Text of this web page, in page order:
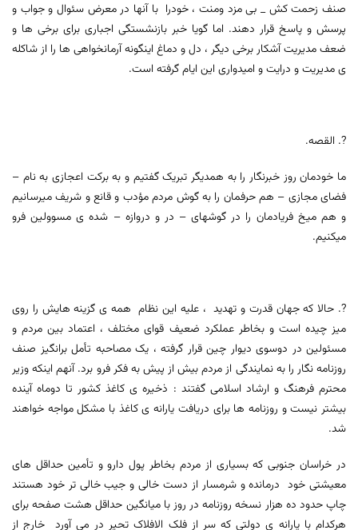
صنف زحمت کش _ بی مزد ومنت ، خودرا با آنها در معرض سئوال و جواب و
پرسش و پاسخ قرار دهند. اما گویا خبر بازنشستگی اجباری برای برخی ها و
ضعف مدیریت آشکار برخی دیگر ، دل و دماغ اینگونه آرمانخواهی ها را از شاکله
ی مدیریت و درایت و امیدواری این ایام گرفته است.
?. القصه.
ما خودمان روز خبرنگار را به همدیگر تبریک گفتیم و به برکت اعجازی به نام –
فضای مجازی – هم حرفمان را به گوش مردم مؤدب و قانع و شریف میرسانیم
و هم میخ فریادمان را در گوشهای – در و دروازه – شده ی مسوولین فرو
میکنیم.
?. حالا که جهان قدرت و تهدید ، علیه این نظام همه ی گزینه هایش را روی
میز چیده است و بخاطر عملکرد ضعیف قوای مختلف ، اعتماد بین مردم و
مسئولین در دوسوی دیوار چین قرار گرفته ، یک مصاحبه تأمل برانگیز صنف
روزنامه نگار را به نمایندگی از مردم بیش از پیش به فکر فرو برد. آنهم اینکه وزیر
محترم فرهنگ و ارشاد اسلامی گفتند : ذخیره ی کاغذ کشور تا دوماه آینده
بیشتر نیست و روزنامه ها برای دریافت یارانه ی کاغذ با مشکل مواجه خواهند
شد.
در خراسان جنوبی که بسیاری از مردم بخاطر پول دارو و تأمین حداقل های
معیشتی خود درمانده و شرمسار از دست خالی و جیب خالی تر خود هستند
چاپ حدود ده هزار نسخه روزنامه در روز با میانگین حداقل هشت صفحه برای
هرکدام با یارانه ی دولتی که سر از فلک الافلاک تحیر در می آورد خارج از